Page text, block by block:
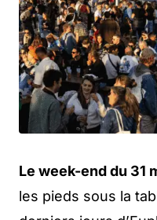
Le week-end du 31
les pieds sous la